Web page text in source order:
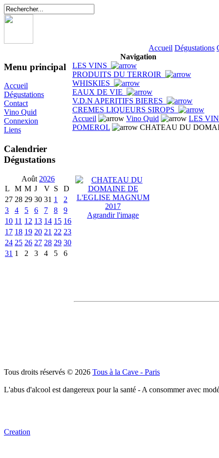
Accueil Dégustations
Menu principal
Accueil
Dégustations
Contact
Vino Quid
Connexion
Liens
Calendrier
Dégustations
Août 2026
L
M M J V S
D
27 28 29 30 31 1
2
3
4 5 6 7 8
9
10 11 12 13 14 15 16
17 18 19 20 21 22 23
24 25 26 27 28 29 30
31 1 2 3 4 5 6
Navigation
LES VINS
PRODUITS DU TERROIR
WHISKIES
EAUX DE VIE
V.D.N APERITIFS BIERES
CREMES LIQUEURS SIROPS
Accueil
Vino Quid
LES
POMEROL
CHATEAU DU
Agrandir l'image
Tous droits réservés © 2026 Tous à la Cave - Paris
L'abus d'alcool est dangereux pour la santé - A consommer avec
Creation